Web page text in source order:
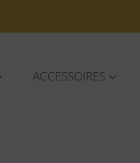
ACCESSOIRES